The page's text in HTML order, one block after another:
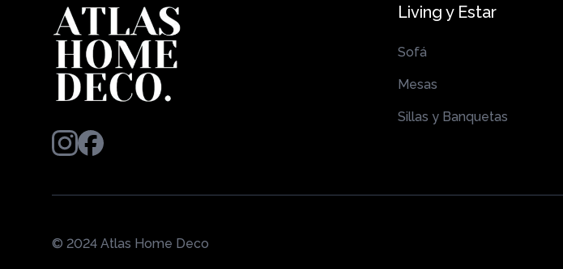
Living y Estar
Sofá
Mesas
Sillas y Banquetas
© 2024 Atlas Home Deco